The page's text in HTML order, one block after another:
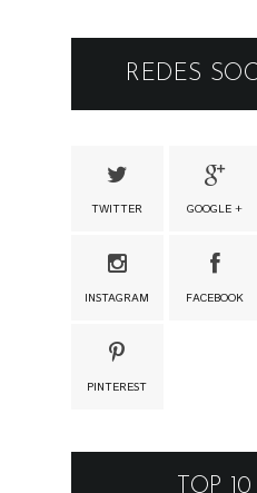
REDES
TWITTER GOOGLE +
INSTAGRAM FACEBOOK
PINTEREST
TOP 10